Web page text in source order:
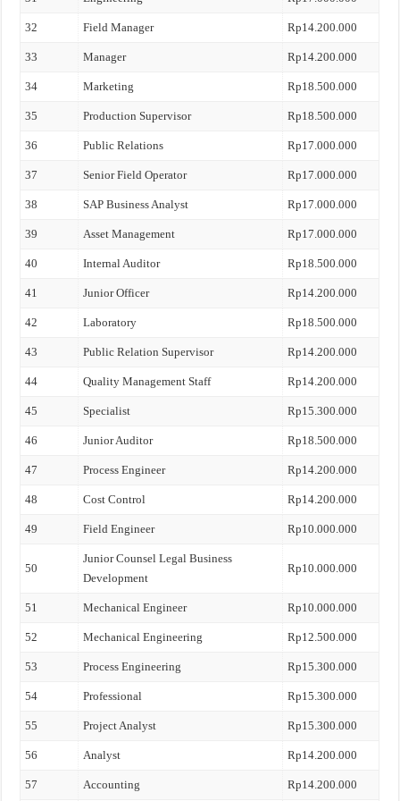
32 Field Manager Rp14.200.000
33 Manager Rp14.200.000
34 Marketing Rp18.500.000
35 Production Supervisor Rp18.500.000
36 Public Relations Rp17.000.000
37 Senior Field Operator Rp17.000.000
38 SAP Business Analyst Rp17.000.000
39 Asset Management Rp17.000.000
40 Internal Auditor Rp18.500.000
41 Junior Officer Rp14.200.000
42 Laboratory Rp18.500.000
43 Public Relation Supervisor Rp14.200.000
44 Quality Management Staff Rp14.200.000
45 Specialist Rp15.300.000
46 Junior Auditor Rp18.500.000
47 Process Engineer Rp14.200.000
48 Cost Control Rp14.200.000
49 Field Engineer Rp10.000.000
50
Junior Counsel Legal Business
Development
Rp10.000.000
51 Mechanical Engineer Rp10.000.000
52 Mechanical Engineering Rp12.500.000
53 Process Engineering Rp15.300.000
54 Professional Rp15.300.000
55 Project Analyst Rp15.300.000
56 Analyst Rp14.200.000
57 Accounting Rp14.200.000